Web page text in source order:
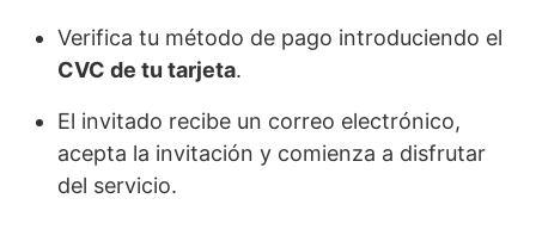
Verifica tu método de pago introduciendo el
CVC de tu tarjeta.
El invitado recibe un correo electrónico,
acepta la invitación y comienza a disfrutar
del servicio.